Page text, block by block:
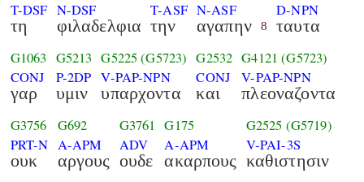
T-DSF
τη
N-DSF
φιλαδελφια
T-ASF
την
N-ASF
αγαπην 8
D-NPN
ταυτα
G1063
CONJ
γαρ
G5213
P-2DP
υμιν
G5225(G5723)
V-PAP-NPN
υπαρχοντα
G2532
CONJ
και
G4121 (G5723)
V-PAP-NPN
πλεοναζοντα
G3756
PRT-N
ουκ
G692
A-APM
αργους
G3761
ADV
ουδε
G175
A-APM
ακαρπους
G2525 (G5719)
V-PAI-3S
καθιστησιν